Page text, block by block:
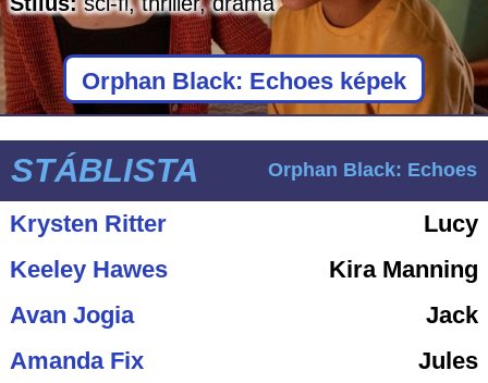
Orphan Black: Echoes képek
STÁBLISTA Orphan Black: Echoes
Krysten Ritter
Lucy
Keeley Hawes
Kira Manning
Avan Jogia
Jack
Amanda Fix
Jules